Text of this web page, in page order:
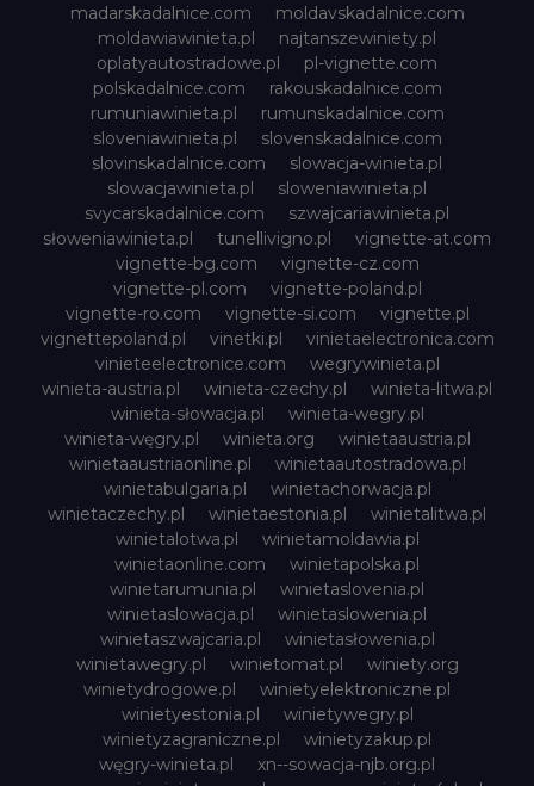
madarskadalnice.com
moldavskadalnice.com
moldawiawinieta.pl
najtanszewiniety.pl
oplatyautostradowe.pl
pl-vignette.com
polskadalnice.com
rakouskadalnice.com
rumuniawinieta.pl
rumunskadalnice.com
sloveniawinieta.pl
slovenskadalnice.com
slovinskadalnice.com
slowacja-winieta.pl
slowacjawinieta.pl
sloweniawinieta.pl
svycarskadalnice.com
szwajcariawinieta.pl
słoweniawinieta.pl
tunellivigno.pl
vignette-at.com
vignette-bg.com
vignette-cz.com
vignette-pl.com
vignette-poland.pl
vignette-ro.com
vignette-si.com
vignette.pl
vignettepoland.pl
vinetki.pl
vinietaelectronica.com
vinieteelectronice.com
wegrywinieta.pl
winieta-austria.pl
winieta-czechy.pl
winieta-litwa.pl
winieta-słowacja.pl
winieta-wegry.pl
winieta-węgry.pl
winieta.org
winietaaustria.pl
winietaaustriaonline.pl
winietaautostradowa.pl
winietabulgaria.pl
winietachorwacja.pl
winietaczechy.pl
winietaestonia.pl
winietalitwa.pl
winietalotwa.pl
winietamoldawia.pl
winietaonline.com
winietapolska.pl
winietarumunia.pl
winietaslovenia.pl
winietaslowacja.pl
winietaslowenia.pl
winietaszwajcaria.pl
winietasłowenia.pl
winietawegry.pl
winietomat.pl
winiety.org
winietydrogowe.pl
winietyelektroniczne.pl
winietyestonia.pl
winietywegry.pl
winietyzagraniczne.pl
winietyzakup.pl
węgry-winieta.pl
xn--sowacja-njb.org.pl